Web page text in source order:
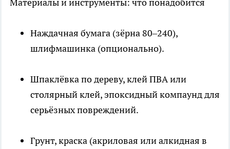
Наждачная бумага (зёрна 80–240),
шлифмашинка (опционально).
Шпаклёвка по дереву, клей ПВА или
столярный клей, эпоксидный компаунд для
серьёзных повреждений.
Грунт, краска (акриловая или алкидная в